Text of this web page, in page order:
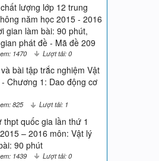
lượng lớp 12 trung
năm học 2015 - 2016
gian làm bài: 90 phút,
phát đề - Mã đề 209
1470 Lượt tải: 0
bài tập trắc nghiệm Vật
Chương 1: Dao động cơ
825 Lượt tải: 1
quốc gia lần thứ 1
– 2016 môn: Vật lý
90 phút
1439 Lượt tải: 0